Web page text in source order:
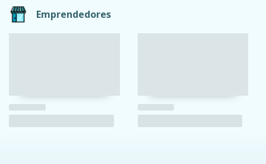
Emprendedores